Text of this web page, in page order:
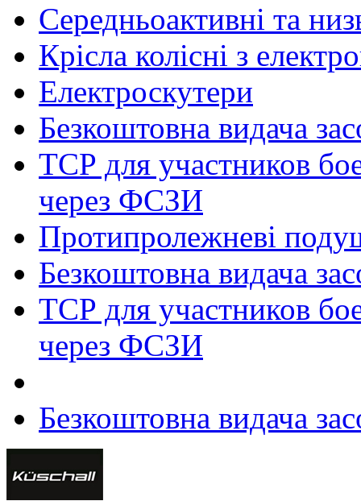
Середньоактивні та
Крісла колісні з
Електроскутери
Безкоштовна видача
ТСР для участников
через ФСЗИ
Протипролежневі
Безкоштовна видача
ТСР для участников
через ФСЗИ
Безкоштовна видача